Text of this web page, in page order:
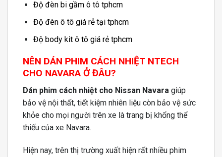
Độ đèn bi gầm ô tô tphcm
Độ đèn ô tô giá rẻ tại tphcm
Độ body kit ô tô giá rẻ tphcm
NÊN DÁN PHIM CÁCH NHIỆT NTECH
CHO NAVARA Ở ĐÂU?
Dán phim cách nhiệt cho Nissan Navara giúp
bảo vệ nội thất, tiết kiệm nhiên liệu còn bảo vệ sức
khỏe cho mọi người trên xe là trang bị khổng thể
thiếu của xe Navara.
Hiện nay, trên thị trường xuất hiện rất nhiều phim